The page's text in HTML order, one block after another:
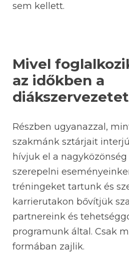
sem kellett.
Mivel
az időkben a
Részben ugyanazzal,
szakmánk sztárjait
hívjuk el a nagyközönség
szerepelni
tréningeket tartunk és
karrierutakon bővítjük
partnereink és
programunk által. Csak
formában zajlik.